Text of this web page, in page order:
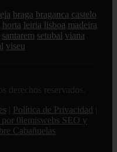
braga braganca castelo
horta leiria lisboa madeira
santarem setubal viana
viseu
derechos reservados.
Política de Privacidad
por 0lemiswebs SEO y
Cabañuelas